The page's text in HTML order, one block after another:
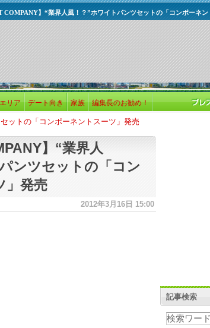
COMPANY】“業界人風！？”ホワイトパンツセットの「コンポーネ
リア デート向き 家族 編集長のお勧め！
ットの「コンポーネントスーツ」発売
】“業界人
ンツセットの「コン
」発売
2012年3月16日 15:00
記事検索